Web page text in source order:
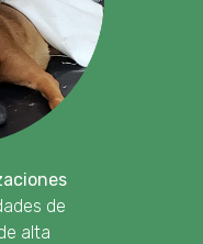
de
alta